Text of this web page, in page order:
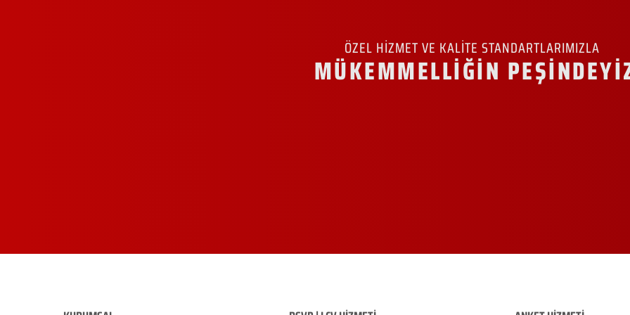
ÖZEL HİZMET VE KALİTE STANDARTLARIMIZLA
MÜKEMMELLİĞİN